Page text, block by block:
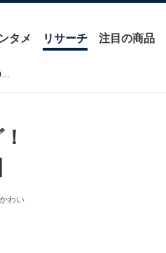
タメ リサーチ 注目の商品
見た目がかわいいと思う「京都府のお土産」ランキング！ 2位「生八つ橋 おたべ」を抑えた1位は？【2026年調査】
わい